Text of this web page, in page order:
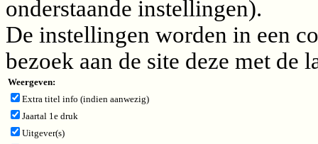
onderstaande instellingen).
De instellingen worden in een
bezoek aan de site deze met de
Weergeven:
Extra titel info (indien aanwezig)
Jaartal 1e druk
Uitgever(s)